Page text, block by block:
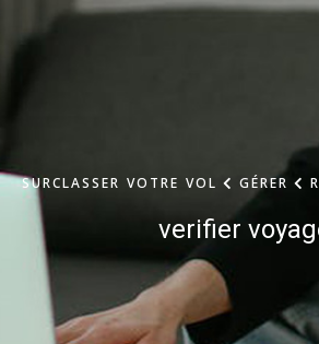
GÉRER
SURCLASSER VOTRE VOL
verifier